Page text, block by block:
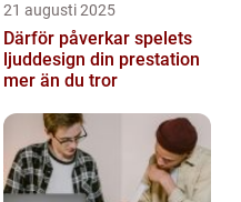
21 augusti 2025
Därför påverkar spelets
ljuddesign din prestation
mer än du tror